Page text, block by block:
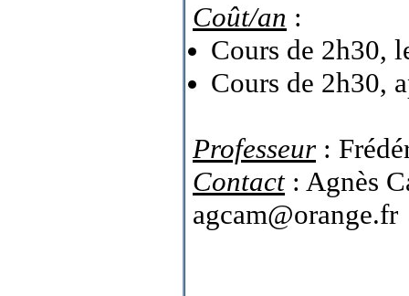
Coût/an :
Cours de 2h30,
Cours de 2h30,
Professeur :
Contact: Agnès
agcam@orange.fr